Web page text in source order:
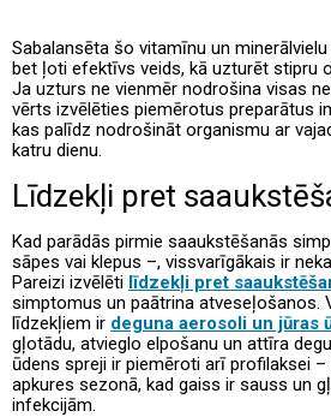
Sabalansēta šo vitamīnu un
bet ļoti efektīvs veids, kā uzturēt stipru
Ja uzturs ne vienmēr nodrošina visas
vērts izvēlēties piemērotus preparātus
kas palīdz nodrošināt organismu ar
katru dienu.
Līdzekļi pret
Kad parādās pirmie saaukstēšanās
sāpes vai klepus –, vissvarīgākais ir
Pareizi izvēlēti līdzekļi pret
simptomus un paātrina atveseļošanos.
līdzekļiem ir deguna aerosoli un jūras
gļotādu, atvieglo elpošanu un attīra
ūdens spreji ir piemēroti arī profilaksei
apkures sezonā, kad gaiss ir sauss un
infekcijām.